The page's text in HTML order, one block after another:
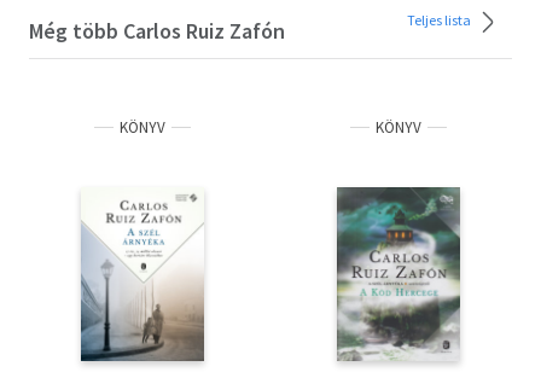
Még több Carlos Ruiz Zafón Teljes lista
KÖNYV KÖNYV